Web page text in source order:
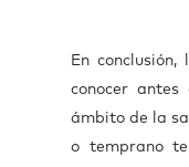
En
conocer
ámbito de la
o temprano